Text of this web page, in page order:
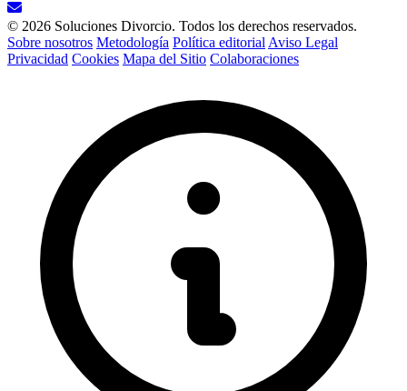
© 2026 Soluciones Divorcio. Todos los derechos reservados.
Sobre nosotros Metodología Política editorial Aviso Legal
Privacidad Cookies Mapa del Sitio Colaboraciones